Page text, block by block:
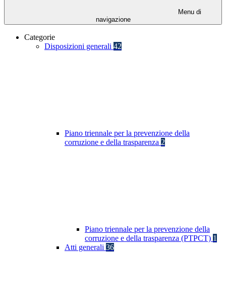
Menu di
navigazione
Categorie
Disposizioni generali 42
Piano triennale per la prevenzione della
corruzione e della trasparenza 2
Piano triennale per la prevenzione della
corruzione e della trasparenza (PTPCT) 1
Atti generali 36